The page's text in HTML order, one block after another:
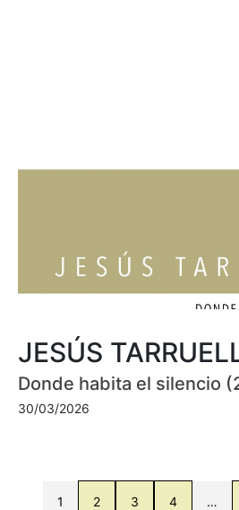
JESÚS
Donde habita el silencio
30/03/2026
1 2 3 4 …